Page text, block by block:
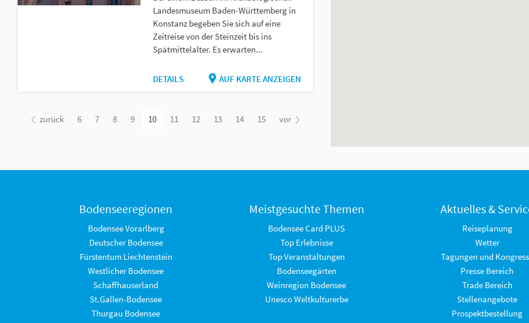
Landesmuseum Baden-Württemberg in
Konstanz begeben Sie sich auf eine
Zeitreise von der Steinzeit bis ins
Spätmittelalter. Es erwarten...
DETAILS AUF KARTE ANZEIGEN
zurück 6 7 8 9 10 11 12 13 14 15 vor
Bodenseeregionen
Bodensee Vorarlberg
Deutscher Bodensee
Fürstentum Liechtenstein
Westlicher Bodensee
Schaffhauserland
St.Gallen-Bodensee
Thurgau Bodensee
Meistgesuchte Themen
Bodensee Card PLUS
Top Erlebnisse
Top Veranstaltungen
Bodenseegärten
Weinregion Bodensee
Unesco Weltkulturerbe
Aktuelles &
Reiseplanung
Wetter
Tagungen und
Presse Bereich
Trade Bereich
Stellenangebote
Prospektbestellung